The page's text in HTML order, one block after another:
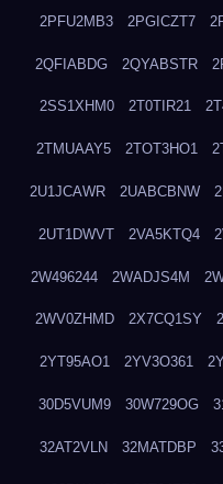
2PFU2MB3 2PGICZT7
2QFIABDG 2QYABSTR
2SS1XHM0 2T0TIR21
2TMUAAY5 2TOT3HO1
2U1JCAWR 2UABCBNW
2UT1DWVT 2VA5KTQ4
2W496244 2WADJS4M
2WV0ZHMD 2X7CQ1SY
2YT95AO1 2YV3O361
30D5VUM9 30W729OG
32AT2VLN 32MATDBP